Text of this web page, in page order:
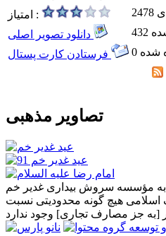
امتیاز :
رای
شده
شده
تصاویر مذهبی
به مؤسسه سروش بیداری غدیر خم
هیچ گونه محدودیتی نسبت